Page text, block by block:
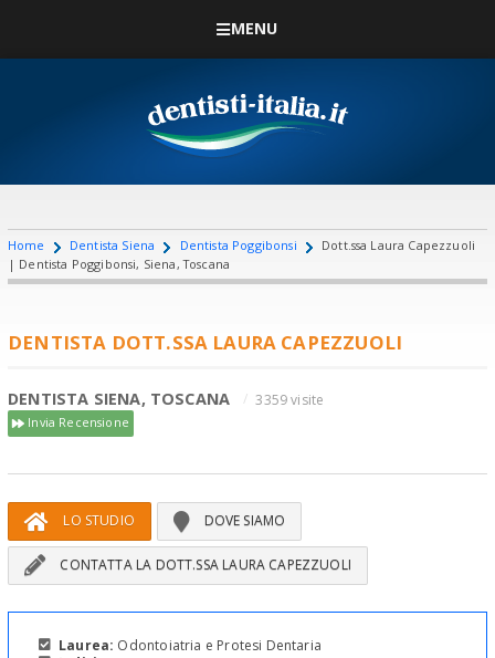
MENU
Home Dentista Siena Dentista Poggibonsi
Dott.ssa Laura Capezzuoli
| Dentista Poggibonsi, Siena, Toscana
DENTISTA DOTT.SSA LAURA CAPEZZUOLI
DENTISTA SIENA, TOSCANA 3359 visite
Invia Recensione
LO STUDIO DOVE SIAMO
CONTATTA LA DOTT.SSA LAURA CAPEZZUOLI
Laurea: Odontoiatria e Protesi Dentaria